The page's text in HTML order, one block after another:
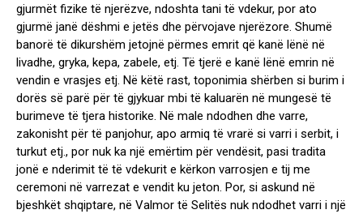
gjurmët fizike të njerëzve, ndoshta tani të vdekur, por ato
gjurmë janë dëshmi e jetës dhe përvojave njerëzore. Shumë
banorë të dikurshëm jetojnë përmes emrit që kanë lënë në
livadhe, gryka, kepa, zabele, etj. Të tjerë e kanë lënë emrin në
vendin e vrasjes etj. Në këtë rast, toponimia shërben si burim i
dorës së parë për të gjykuar mbi të kaluarën në mungesë të
burimeve të tjera historike. Në male ndodhen dhe varre,
zakonisht për të panjohur, apo armiq të vrarë si varri i serbit, i
turkut etj., por nuk ka një emërtim për vendësit, pasi tradita
jonë e nderimit të të vdekurit e kërkon varrosjen e tij me
ceremoni në varrezat e vendit ku jeton. Por, si askund në
bjeshkët shqiptare, në Valmor të Selitës nuk ndodhet varri i një